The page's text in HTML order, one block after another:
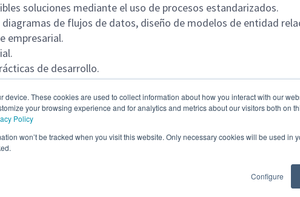
device. These cookies are used to collect information about how you interact with our
your browsing experience and for analytics and metrics about our visitors both on
Policy
won’t be tracked when you visit this website. Only necessary cookies will be used in
Configure
soluciones mediante el uso de procesos estandarizados.
de flujos de datos, diseño de modelos de entidad
empresarial.
de desarrollo.
completas y correctas.
a partir de las especificaciones técnicas